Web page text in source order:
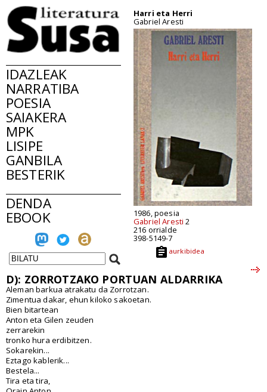
IDAZLEAK
NARRATIBA
POESIA
SAIAKERA
MPK
LISIPE
GANBILA
BESTERIK
DENDA
EBOOK
Harri eta Herri
Gabriel Aresti
1986, poesia
Gabriel Aresti 2
216 orrialde
398-5149-7
aurkibidea
D): ZORROTZAKO PORTUAN ALDARRIKA
Aleman barkua atrakatu da Zorrotzan.
Zimentua dakar, ehun kiloko sakoetan.
Bien bitartean
Anton eta Gilen zeuden
zerrarekin
tronko hura erdibitzen.
Sokarekin...
Eztago kablerik...
Bestela...
Tira eta tira,